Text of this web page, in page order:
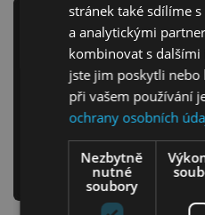
Newsletter
Odebírejte náš
a už nikdy Vám
stránek také sdílíme
a analytickými
kombinovat s
jste jim poskytli
při vašem používání
ochrany osobních
Nezbytně
nutné
soubory